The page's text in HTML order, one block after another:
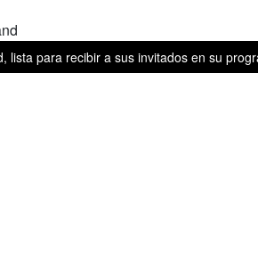
lista para recibir a sus invitados en su